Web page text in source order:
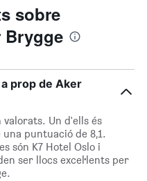
sobre
Brygge
prop de Aker
Un d'ells és
puntuació de 8,1.
són K7 Hotel Oslo i
ser llocs excel·lents per